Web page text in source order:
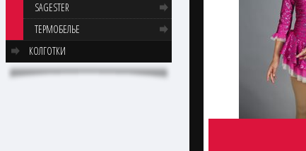
SAGESTER
ТЕРМОБЕЛЬЕ
КОЛГОТКИ